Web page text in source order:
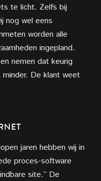
te licht. Zelfs bij
nog wel eens
worden alle
ingepland.
nemen dat keurig
De klant weet
jaren hebben wij in
proces-software
site.” De